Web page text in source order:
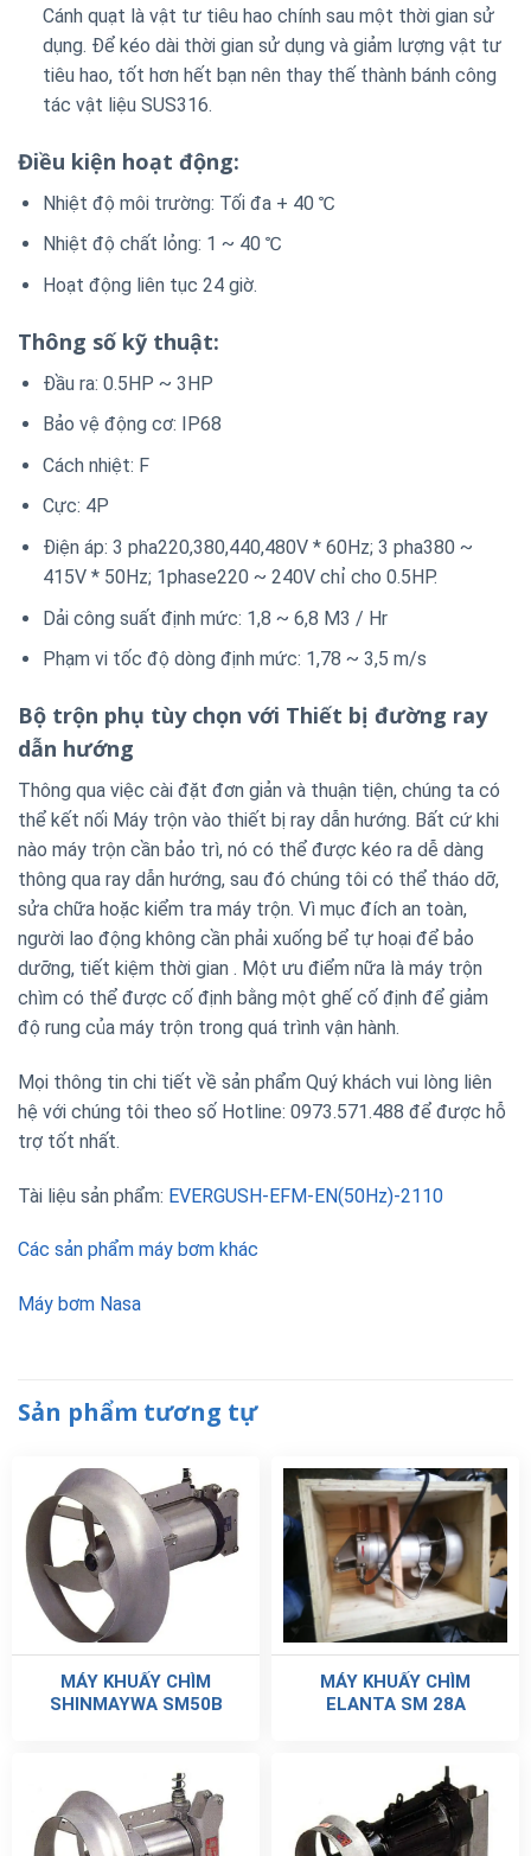
Cánh quạt là vật tư tiêu hao chính sau một thời gian sử
dụng. Để kéo dài thời gian sử dụng và giảm lượng vật tư
tiêu hao, tốt hơn hết bạn nên thay thế thành bánh công
tác vật liệu SUS316.
Điều kiện hoạt động:
Nhiệt độ môi trường: Tối đa + 40 ℃
Nhiệt độ chất lỏng: 1 ~ 40 ℃
Hoạt động liên tục 24 giờ.
Thông số kỹ thuật:
Đầu ra: 0.5HP ~ 3HP
Bảo vệ động cơ: IP68
Cách nhiệt: F
Cực: 4P
Điện áp: 3 pha220,380,440,480V * 60Hz; 3 pha380 ~
415V * 50Hz; 1phase220 ~ 240V chỉ cho 0.5HP.
Dải công suất định mức: 1,8 ~ 6,8 M3 / Hr
Phạm vi tốc độ dòng định mức: 1,78 ~ 3,5 m/s
Bộ trộn phụ tùy chọn với Thiết bị đường ray
dẫn hướng
Thông qua việc cài đặt đơn giản và thuận tiện, chúng ta có
thể kết nối Máy trộn vào thiết bị ray dẫn hướng. Bất cứ khi
nào máy trộn cần bảo trì, nó có thể được kéo ra dễ dàng
thông qua ray dẫn hướng, sau đó chúng tôi có thể tháo dỡ,
sửa chữa hoặc kiểm tra máy trộn. Vì mục đích an toàn,
người lao động không cần phải xuống bể tự hoại để bảo
dưỡng, tiết kiệm thời gian . Một ưu điểm nữa là máy trộn
chìm có thể được cố định bằng một ghế cố định để giảm
độ rung của máy trộn trong quá trình vận hành.
Mọi thông tin chi tiết về sản phẩm Quý khách vui lòng liên
hệ với chúng tôi theo số Hotline: 0973.571.488 để được hỗ
trợ tốt nhất.
Tài liệu sản phẩm: EVERGUSH-EFM-EN(50Hz)-2110
Các sản phẩm máy bơm khác
Máy bơm Nasa
Sản phẩm tương tự
MÁY KHUẤY CHÌM
SHINMAYWA SM50B
MÁY KHUẤY CHÌM
ELANTA SM 28A